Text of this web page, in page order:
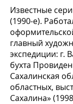
Известные
(1990-е).
главный
экспедиции: г.
бухта
Сахалинская
областных,
Сахалина»